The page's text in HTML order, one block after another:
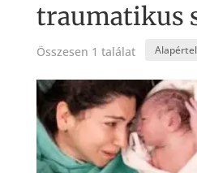
traumatikus
Összesen 1 találat